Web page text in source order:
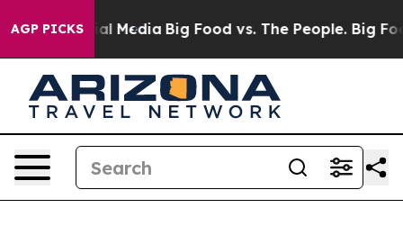
AGP PICKS
Social Media Big Food vs. The People. Big